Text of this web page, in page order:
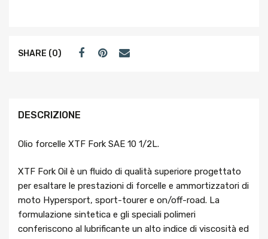
SHARE (0)
DESCRIZIONE
Olio forcelle XTF Fork SAE 10 1/2L.
XTF Fork Oil è un fluido di qualità superiore progettato
per esaltare le prestazioni di forcelle e ammortizzatori di
moto Hypersport, sport-tourer e on/off-road. La
formulazione sintetica e gli speciali polimeri
conferiscono al lubrificante un alto indice di viscosità ed